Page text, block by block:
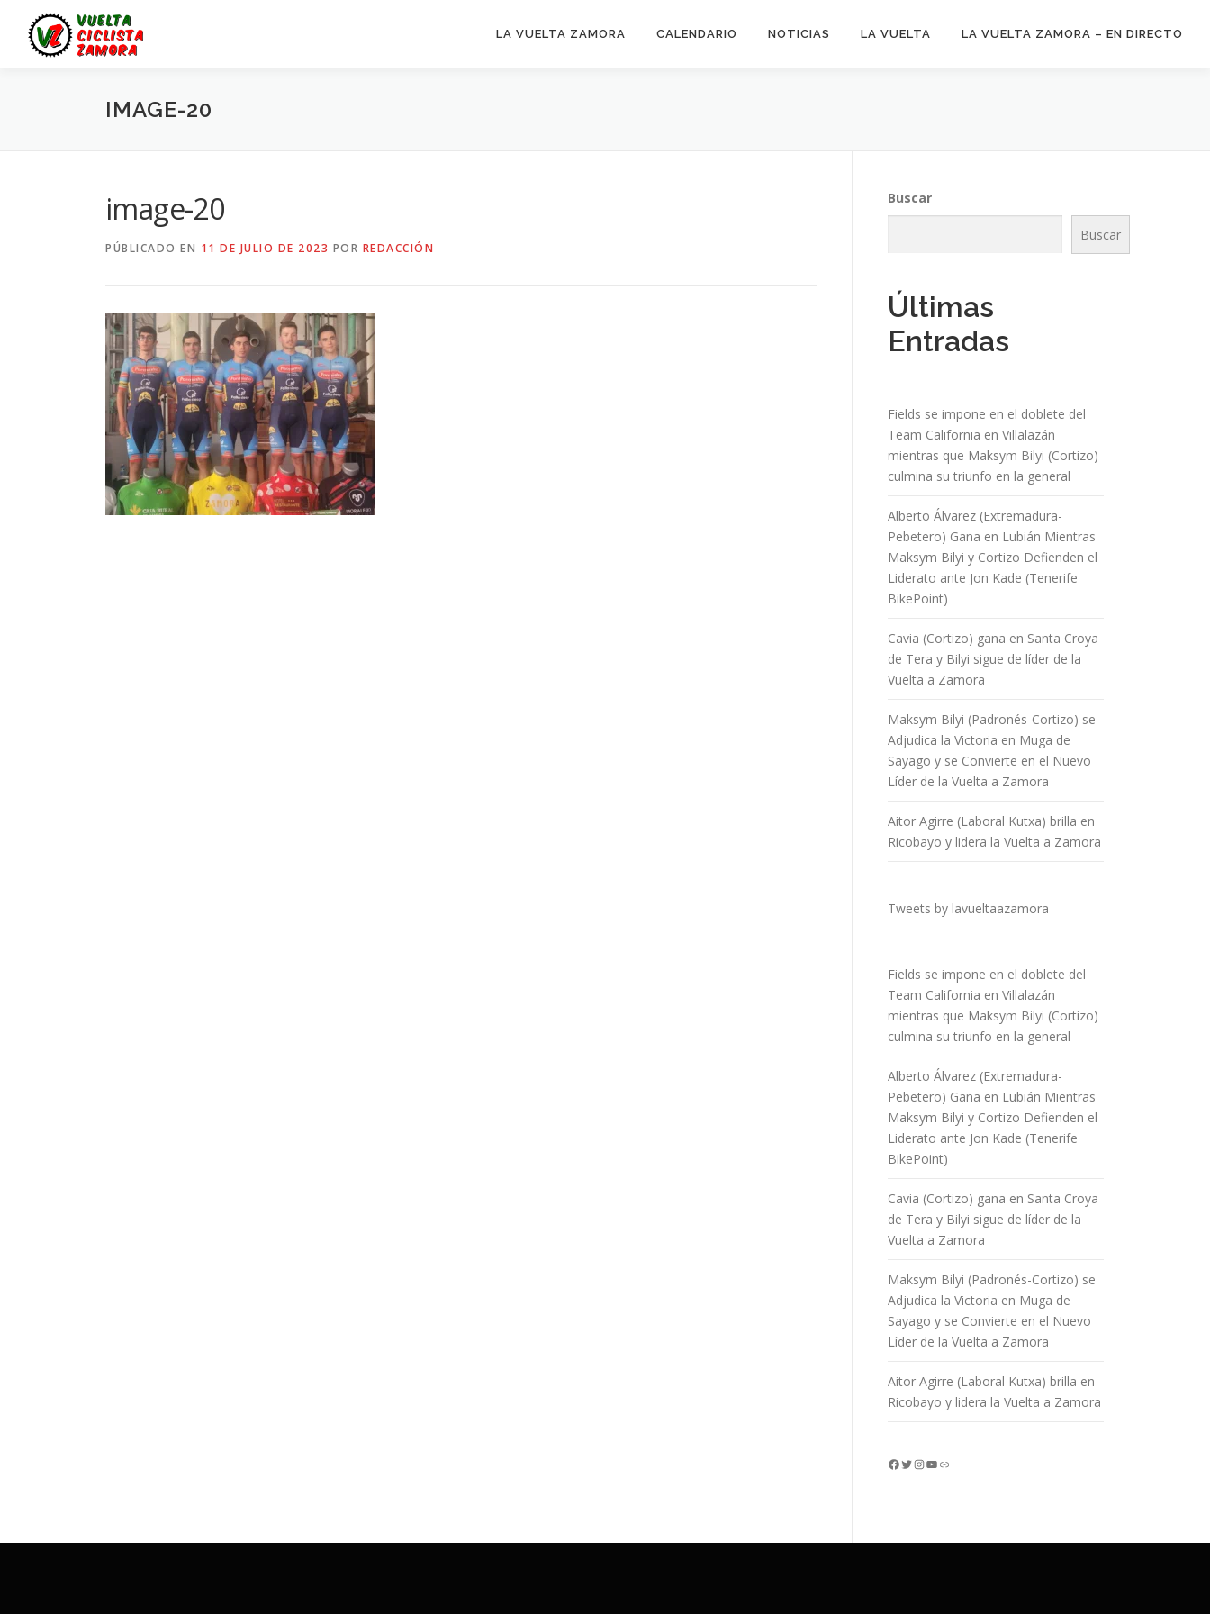
contenido
LA VUELTA ZAMORA CALENDARIO NOTICIAS LA VUELTA LA VUELTA ZAMORA – EN DIRECTO
IMAGE-20
image-20
PÚBLICADO EN 11 DE JULIO DE 2023 POR REDACCIÓN
Buscar
Buscar
Últimas
Entradas
Fields se impone en el doblete del
Team California en Villalazán
mientras que Maksym Bilyi (Cortizo)
culmina su triunfo en la general
Alberto Álvarez (Extremadura-
Pebetero) Gana en Lubián Mientras
Maksym Bilyi y Cortizo Defienden el
Liderato ante Jon Kade (Tenerife
BikePoint)
Cavia (Cortizo) gana en Santa Croya
de Tera y Bilyi sigue de líder de la
Vuelta a Zamora
Maksym Bilyi (Padronés-Cortizo) se
Adjudica la Victoria en Muga de
Sayago y se Convierte en el Nuevo
Líder de la Vuelta a Zamora
Aitor Agirre (Laboral Kutxa) brilla en
Ricobayo y lidera la Vuelta a Zamora
Tweets by lavueltaazamora
Fields se impone en el doblete del
Team California en Villalazán
mientras que Maksym Bilyi (Cortizo)
culmina su triunfo en la general
Alberto Álvarez (Extremadura-
Pebetero) Gana en Lubián Mientras
Maksym Bilyi y Cortizo Defienden el
Liderato ante Jon Kade (Tenerife
BikePoint)
Cavia (Cortizo) gana en Santa Croya
de Tera y Bilyi sigue de líder de la
Vuelta a Zamora
Maksym Bilyi (Padronés-Cortizo) se
Adjudica la Victoria en Muga de
Sayago y se Convierte en el Nuevo
Líder de la Vuelta a Zamora
Aitor Agirre (Laboral Kutxa) brilla en
Ricobayo y lidera la Vuelta a Zamora
Facebook Twitter InstagramYouTube Enlace